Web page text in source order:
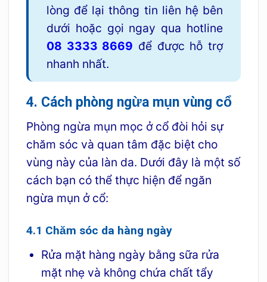
lòng để lại thông tin liên hệ bên
dưới hoặc gọi ngay qua hotline
08 3333 8669 để được hỗ trợ
nhanh nhất.
4. Cách phòng ngừa mụn vùng cổ
Phòng ngừa mụn mọc ở cổ đòi hỏi sự
chăm sóc và quan tâm đặc biệt cho
vùng này của làn da. Dưới đây là một số
cách bạn có thể thực hiện để ngăn
ngừa mụn ở cổ:
4.1 Chăm sóc da hàng ngày
Rửa mặt hàng ngày bằng sữa rửa
mặt nhẹ và không chứa chất tẩy